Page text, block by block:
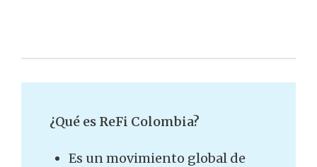
¿Qué es ReFi Colombia?
Es un movimiento global de